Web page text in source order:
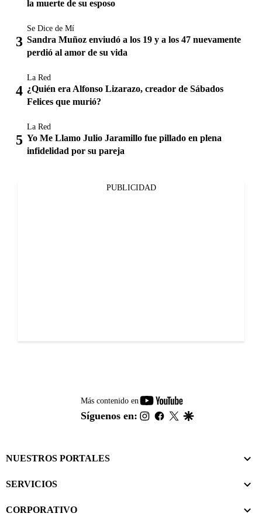
la muerte de su esposo
Se Dice de Mí
Sandra Muñoz enviudó a los 19 y a los 47 nuevamente
perdió al amor de su vida
La Red
¿Quién era Alfonso Lizarazo, creador de Sábados
Felices que murió?
La Red
Yo Me Llamo Julio Jaramillo fue pillado en plena
infidelidad por su pareja
PUBLICIDAD
Más contenido en
youtube-
footer
Síguenos en: instagram
facebook
twitter
NUESTROS PORTALES
SERVICIOS
CORPORATIVO